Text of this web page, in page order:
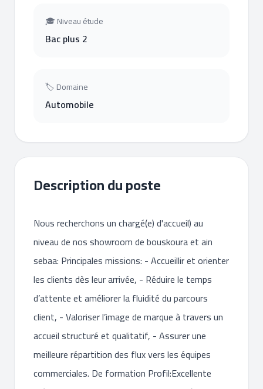
🎓 Niveau étude
Bac plus 2
🏷 Domaine
Automobile
Description du poste
Nous recherchons un chargé(e) d'accueil) au
niveau de nos showroom de bouskoura et ain
sebaa: Principales missions: - Accueillir et orienter
les clients dès leur arrivée, - Réduire le temps
d’attente et améliorer la fluidité du parcours
client, - Valoriser l’image de marque à travers un
accueil structuré et qualitatif, - Assurer une
meilleure répartition des flux vers les équipes
commerciales. De formation Profil:Excellente